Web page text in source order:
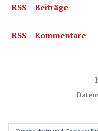
RSS – Beiträge
RSS – Kommentare